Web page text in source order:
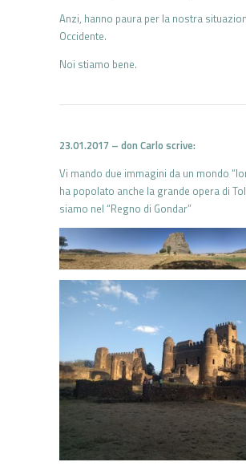
Anzi, hanno paura per la nostra
Occidente.
Noi stiamo bene.
23.01.2017 – don Carlo scrive:
Vi mando due immagini da un mondo
ha popolato anche la grande opera di
siamo nel “Regno di Gondar”